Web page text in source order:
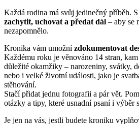
Každá rodina má svůj jedinečný příběh.
zachytit, uchovat a předat dál – aby se
nezapomnělo.
Kronika vám umožnízdokumentovat
Každému roku je věnováno 14 stran,
důležité okamžiky – narozeniny, svátky,
nebo i velké životní události, jako je
stěhování.
Stačí přidat jednu fotografii a pár vět.
otázky a tipy, které usnadní psaní i výběr
Je jen na vás, jestli budete kroniku